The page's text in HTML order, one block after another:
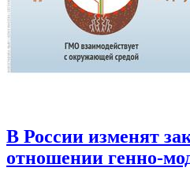
В России изменят
отношении генно-